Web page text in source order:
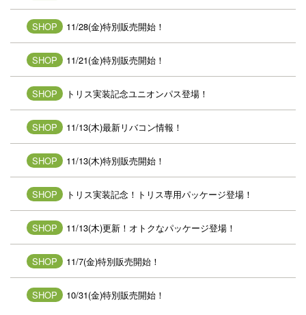
SHOP 11/28(金)特別販売開始！
SHOP 11/21(金)特別販売開始！
SHOP トリス実装記念ユニオンパス登場！
SHOP 11/13(木)最新リバコン情報！
SHOP 11/13(木)特別販売開始！
SHOP トリス実装記念！トリス専用パッケージ登場！
SHOP 11/13(木)更新！オトクなパッケージ登場！
SHOP 11/7(金)特別販売開始！
SHOP 10/31(金)特別販売開始！